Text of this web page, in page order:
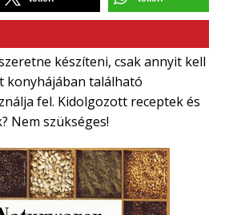
készíteni, csak annyit kell
konyhájában található
fel. Kidolgozott receptek és
Nem szükséges!